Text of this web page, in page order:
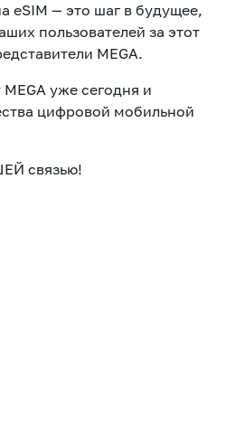
eSIM — это шаг в будущее,
пользователей за этот
MEGA.
уже сегодня и
цифровой мобильной
связью!